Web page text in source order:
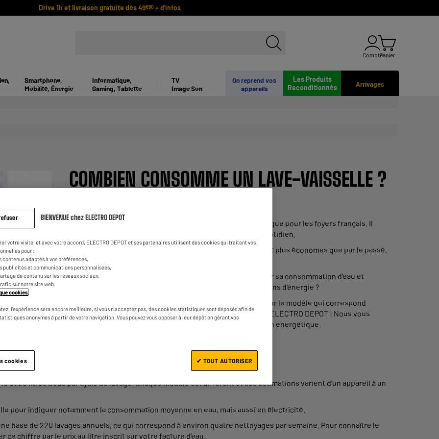
Drive 1h et livraison gratuite dès 49€90 + d'infos
ComptePanier
Arrivages
Les Produits
Reconditionnés
On reprend vos
appareils
Smartphone,
Mobilité, Énergie
Informatique,
Gaming, Tablette
TV
Image Son
COMBIEN CONSOMME UN LAVE-VAISSELLE ?
Un lave-vaisselle est un appareil électroménager très pratique pour les foyers français. Il
permet d’éviter la corvée que représente la vaisselle au quotidien.
Les modèles récents sont particulièrement sophistiqués et plus économes que par le passé.
Mais, posséder une telle machine a un coût.
Combien consomme un lave-vaisselle ? Comment optimiser sa consommation d’eau et
d’électricité ? Quel programme choisir pour consommer moins d’énergie ?
Découvrez combien consomme un lave-vaisselle, optez pour le modèle qui correspond
parfaitement à vos besoins et réussissez votre achat avec ELECTRO DEPOT ! Nous vous
livrons un guide détaillé pour maîtriser votre consommation énergétique.
lave-vaisselle ?
et 20 litres d’eau par cycle de lavage. Chaque modèle est différent et ces estimations varient d’un appareil à un
pour indiquer notamment la consommation moyenne en eau, mais aussi en électricité.
base de 220 lavages annuels, ce qui correspond à environ quatre nettoyages par semaine. Pour connaître le
ce chiffre par le prix au litre inscrit sur votre facture d’eau.
BIENVENUE chez ELECTRO DEPOT
votre visite, et avec votre accord, ELECTRO DEPOT et ses partenaires utilisent des cookies qui traitent vos
pour :
contenus adaptés à vos préférences,
publicités et communications personnalisées,
de contenu sur les réseaux sociaux,
sur notre site web.
cookies
l'expérience sera encore meilleure, si vous n'acceptez pas, des cookies statistiques sont déposés afin de
anonymes à partir de votre navigation. Vous pouvez vous opposer à leur dépôt en gérant vos
cookies ✔ TOUT AUTORISER